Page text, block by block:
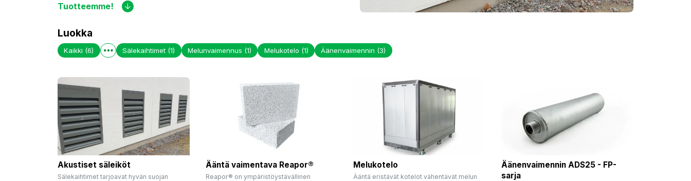
Tuotteemme!
Luokka
Kaikki (6) Sälekaihtimet (1) Melunvaimennus (1) Melukotelo (1) Äänenvaimennin (3)
Akustiset säleiköt
Sälekaihtimet tarjoavat hyvän suojan
Ääntä vaimentava Reapor®
Reapor® on ympäristöystävällinen
Melukotelo
Ääntä eristävät kotelot vähentävät melun
Äänenvaimennin ADS25 - FP-
sarja